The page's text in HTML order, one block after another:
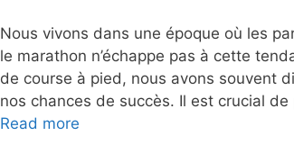
Nous vivons dans une époque où les
le marathon n’échappe pas à cette
de course à pied, nous avons souvent
nos chances de succès. Il est crucial
Read more